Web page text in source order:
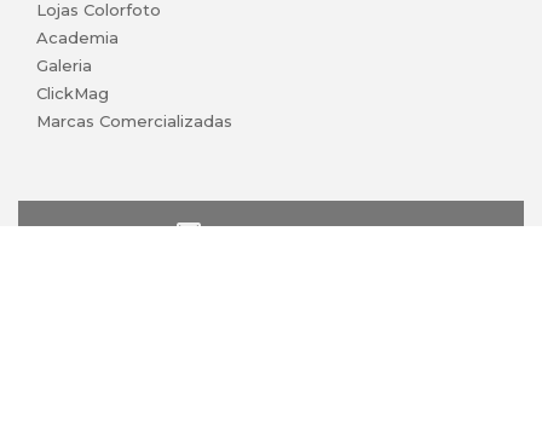
Lojas Colorfoto
Academia
Galeria
ClickMag
Marcas Comercializadas
lojaonline@colorfoto.pt